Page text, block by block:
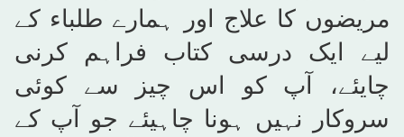
مریضوں کا علاج اور ہمارے طلباء کے
لیے ایک درسی کتاب فراہم کرنی
چایئے، آپ کو اس چیز سے کوئی
سروکار نہیں ہونا چاہیئے جو آپ کے